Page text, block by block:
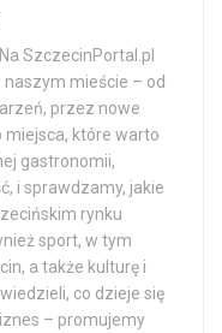
SzczecinPortal.pl
mieście – od
przez nowe
miejsca, które warto
gastronomii,
i sprawdzamy, jakie
rynku
sport, w tym
a także kulturę i
co dzieje się
– promujemy